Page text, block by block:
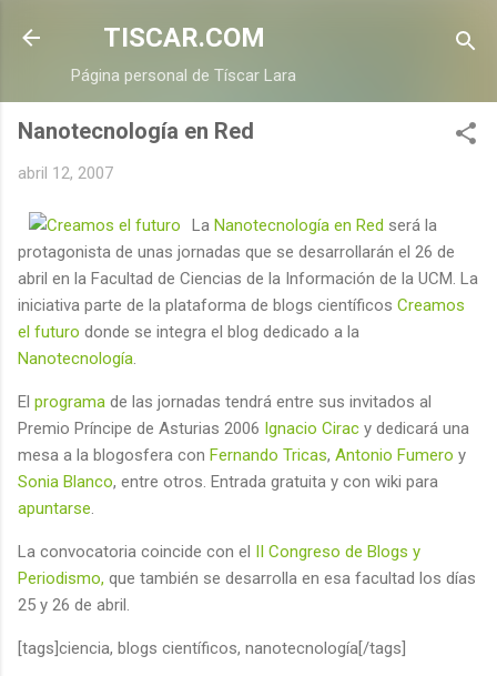
Ir al contenido principal
TISCAR.COM
Página personal de Tíscar Lara
Nanotecnología en Red
abril 12, 2007
La Nanotecnología en Red será la
protagonista de unas jornadas que se desarrollarán el 26 de
abril en la Facultad de Ciencias de la Información de la UCM. La
iniciativa parte de la plataforma de blogs científicos Creamos
el futuro donde se integra el blog dedicado a la
Nanotecnología
El programa de las jornadas tendrá entre sus invitados al
Premio Príncipe de Asturias 2006 Ignacio Cirac y dedicará una
mesa a la blogosfera con Fernando Tricas, Antonio Fumero y
Sonia Blanco, entre otros. Entrada gratuita y con wiki para
apuntarse
La convocatoria coincide con el II Congreso de Blogs y
Periodismo, que también se desarrolla en esa facultad los días
25 y 26 de abril.
[tags]ciencia, blogs científicos, nanotecnología[/tags]